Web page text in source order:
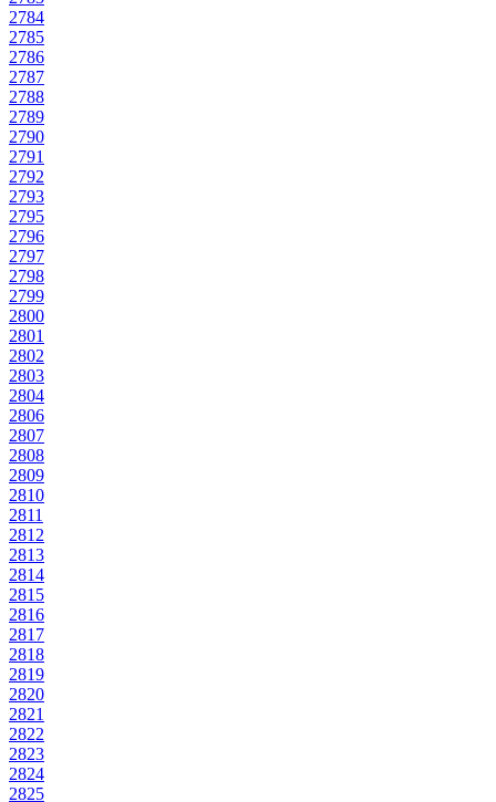
2784
2785
2786
2787
2788
2789
2790
2791
2792
2793
2795
2796
2797
2798
2799
2800
2801
2802
2803
2804
2806
2807
2808
2809
2810
2811
2812
2813
2814
2815
2816
2817
2818
2819
2820
2821
2822
2823
2824
2825